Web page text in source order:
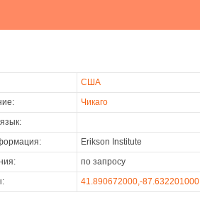
США
Чикаго
Erikson Institute
по запросу
41.890672000,-87.632201000